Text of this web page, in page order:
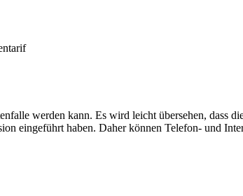
werden kann. Es wird leicht übersehen, dass
eingeführt haben. Daher können Telefon- und